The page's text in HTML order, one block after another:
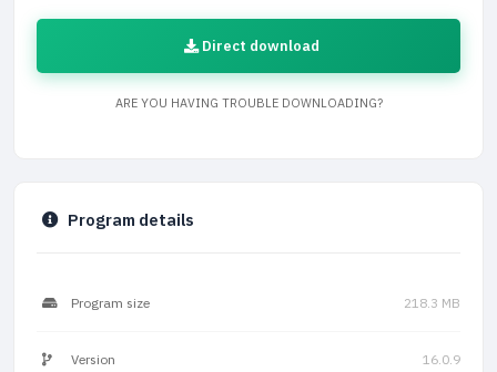
Direct download
ARE YOU HAVING TROUBLE DOWNLOADING?
Program details
Program size 218.3 MB
Version 16.0.9